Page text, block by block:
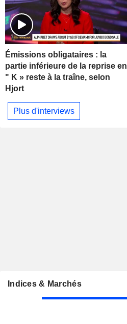
Émissions obligataires : la
partie inférieure de la reprise en
" K » reste à la traîne, selon
Hjort
Plus d'interviews
Indices & Marchés